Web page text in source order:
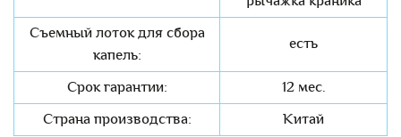
Съемный лоток для сбора
капель:
есть
Срок гарантии:
12 мес.
Страна производства:
Китай